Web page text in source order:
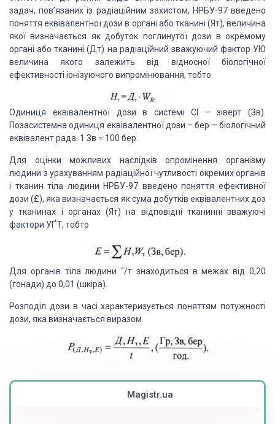
задач, пов’язаних із радіаційним захистом, НРБУ-97 введено
поняття еквівалентної дози в органі або тканині (Ят), величина
якої визначається як добуток поглинутої дози в окремому
органі або тканині (Дт) на радіаційний зважуючий фактор УЮ
величина якого залежить від відносної біологічної
ефективності іонізуючого випромінювання, тобто
Одиниця еквівалентної дози в системі СІ – зіверт (Зв).
Позасистемна одиниця еквівалентної дози – бер – біологічний
еквівалент рада. 1 Зв = 100 бер.
Для оцінки можливих наслідків опромінення організму
людини з урахуванням радіаційної чутливості окремих органів
і тканин тіла людини НРБУ-97 введено поняття ефективної
дози (£), яка визначається як сума добутків еквівалентних доз
у тканинах і органах (Ят) на відповідні тканинні зважуючі
фактори УҐТ, тобто
Для органів тіла людини “/т знаходиться в межах від 0,20
(гонади) до 0,01 (шкіра).
Розподіл дози в часі характеризується поняттям потужності
дози, яка визначається виразом
Magistr.ua